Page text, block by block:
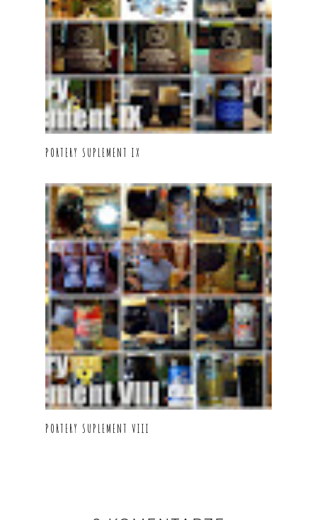
PORTERY SUPLEMENT IX
PORTERY SUPLEMENT VIII